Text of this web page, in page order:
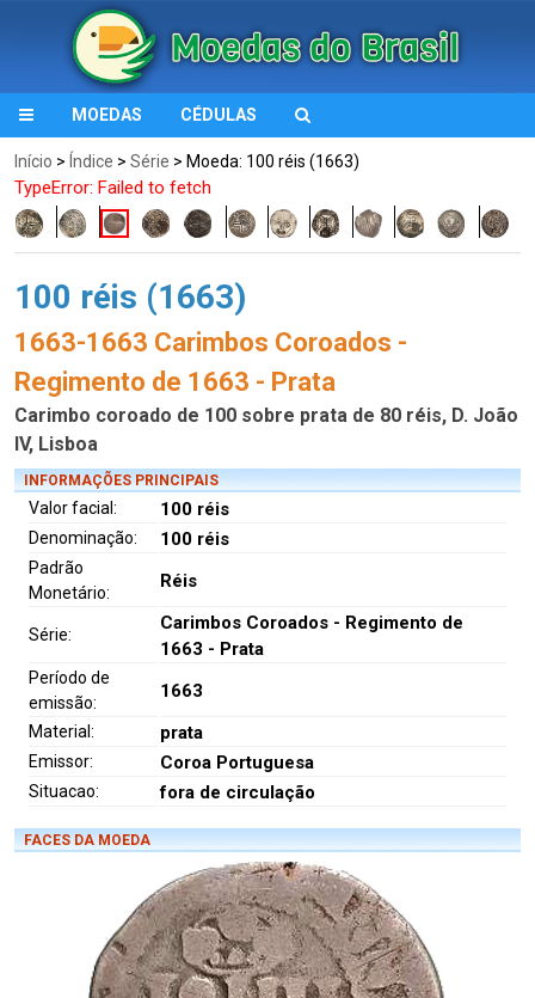
MOEDAS CÉDULAS
Início > Índice > Série > Moeda: 100 réis (1663)
TypeError: Failed to fetch
100 réis (1663)
1663-1663 Carimbos Coroados -
Regimento de 1663 - Prata
Carimbo coroado de 100 sobre prata de 80 réis, D. João
IV, Lisboa
INFORMAÇÕES PRINCIPAIS
Valor facial: 100 réis
Denominação: 100 réis
Padrão
Monetário:
Réis
Série:
Carimbos Coroados - Regimento de
1663 - Prata
Período de
emissão:
1663
Material: prata
Emissor: Coroa Portuguesa
Situacao: fora de circulação
FACES DA MOEDA